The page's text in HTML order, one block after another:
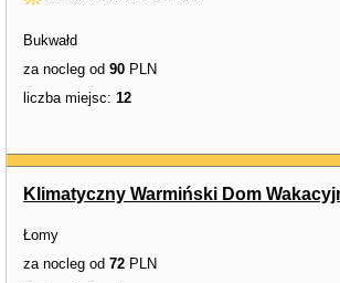
Bukwałd
za nocleg od 90 PLN
liczba miejsc: 12
Klimatyczny Warmiński Dom
Łomy
za nocleg od 72 PLN